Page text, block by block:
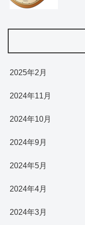
2025年2月
2024年11月
2024年10月
2024年9月
2024年5月
2024年4月
2024年3月